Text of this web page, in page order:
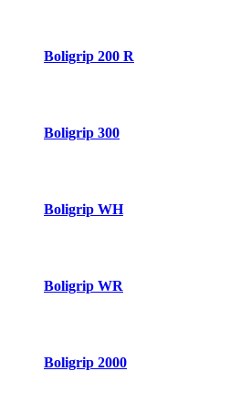
Boligrip 200 R
Boligrip 300
Boligrip WH
Boligrip WR
Boligrip 2000